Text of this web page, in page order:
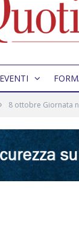
EVENTI
8 ottobre Giornata